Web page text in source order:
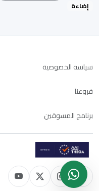
إضاءة
سياسة الخصوصية
فروعنا
برنامج المسوقين